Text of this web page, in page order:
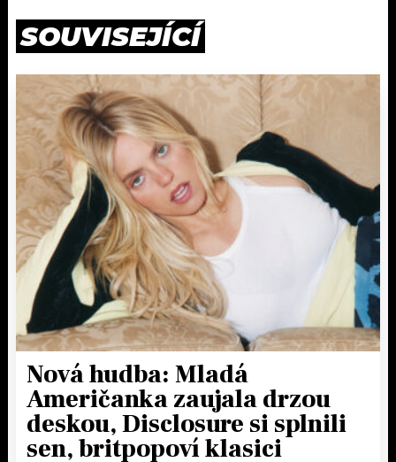
SOUVISEJÍCÍ
Nová hudba: Mladá
Američanka zaujala drzou
deskou, Disclosure si splnili
sen, britpopoví klasici